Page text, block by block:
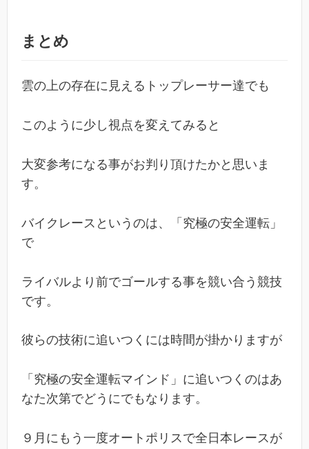
まとめ
雲の上の存在に見えるトップレーサー達でも
このように少し視点を変えてみると
大変参考になる事がお判り頂けたかと思いま
す。
バイクレースというのは、「究極の安全運転」
で
ライバルより前でゴールする事を競い合う競技
です。
彼らの技術に追いつくには時間が掛かりますが
「究極の安全運転マインド」に追いつくのはあ
なた次第でどうにでもなります。
９月にもう一度オートポリスで全日本レースが